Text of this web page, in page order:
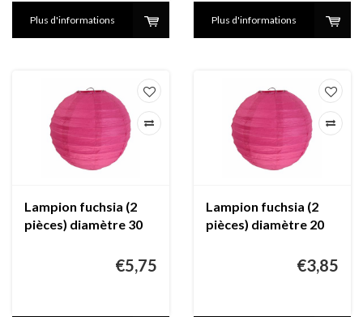
Plus d'informations Plus d'informations
Lampion fuchsia (2
pièces) diamètre 30
€5,75
Lampion fuchsia (2
pièces) diamètre 20
€3,85